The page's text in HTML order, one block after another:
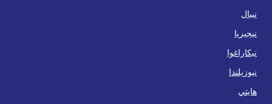
نيبال
نيجيريا
نيكاراغوا
نيوزيلندا
هايتي